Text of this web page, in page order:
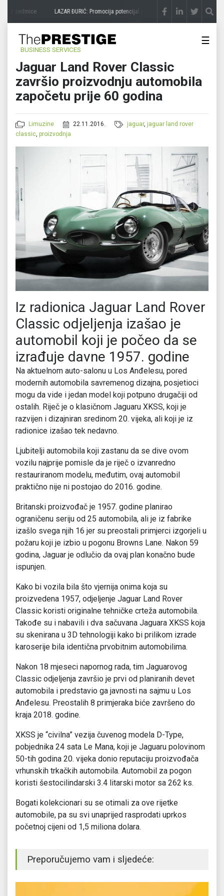
3 sedmice LAZAR ĐURIĆ: Promocija potencijal pretvara u destinaciju prije 3
BUSINESS SERVICES
☰
Jaguar Land Rover Classic
završio proizvodnju automobila
započetu prije 60 godina
Limuzine 22.11.2016. jaguar,jaguar land rover
classic, proizvodnja
Iz radionica Jaguar Land Rover
Classic odjeljenja izašao je
automobil koji je počeo da se
izrađuje davne 1957. godine
Na aktuelnom auto-salonu u Los Anđelesu, pored
modernih automobila savremenog dizajna, posjetioci
mogu da vide i jedan model koji potpuno drugačiji od
ostalih. Riječ je o klasičnom Jaguaru XKSS, koji je
razvijen i dizajniran sredinom 20. vijeka, ali koji je iz
radionice izašao tek nedavno.
Ljubitelji automobila koji zastanu da se dive ovom
vozilu najprije pomisle da je riječ o izvanredno
restauriranom modelu, međutim, ovaj automobil
praktično nije ni postojao do 2016. godine.
Britanski proizvođač je 1957. godine planirao
ograničenu seriju od 25 automobila, ali je iz fabrike
izašlo svega njih 16 jer su preostali primjerci izgorjeli u
požaru koji je izbio u pogonu Browns Lane. Nakon 59
godina, Jaguar je odlučio da ovaj plan konačno bude
ispunjen.
Kako bi vozila bila što vjernija onima koja su
proizvedena 1957, odjeljenje Jaguar Land Rover
Classic koristi originalne tehničke crteža automobila.
Takođe su i nabavili i dva sačuvana Jaguara XKSS koja
su skenirana u 3D tehnologiji kako bi prilikom izrade
karoserije bila identična prvobitnim automobilima.
Nakon 18 mjeseci napornog rada, tim Jaguarovog
Classic odjeljenja završio je prvi od planiranih devet
automobila i predstavio ga javnosti na sajmu u Los
Anđelesu. Preostalih 8 primjeraka biće završeno do
kraja 2018. godine.
XKSS je “civilna” vezija čuvenog modela D-Type,
pobjednika 24 sata Le Mana, koji je Jaguaru polovinom
50-tih godina 20. vijeka donio reputaciju proizvođača
vrhunskih trkačkih automobila. Automobil za pogon
koristi šestocilindarski 3.4 litarski motor sa 262 ks.
Bogati kolekcionari su se otimali za ove rijetke
automobile, pa su svi unaprijed rasprodati uprkos
početnoj cijeni od 1,5 miliona dolara.
Preporučujemo vam i sljedeće: